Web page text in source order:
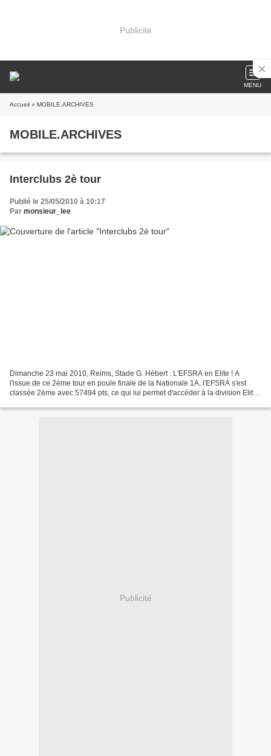
Publicité
MENU
Accueil » MOBILE.ARCHIVES
MOBILE.ARCHIVES
Interclubs 2è tour
Publié le 25/05/2010 à 10:17
Par monsieur_lee
Dimanche 23 mai 2010, Reims, Stade G. Hébert : L'EFSRA en Elite ! A
l'issue de ce 2ème tour en poule finale de la Nationale 1A, l'EFSRA s'est
classée 2ème avec 57494 pts, ce qui lui permet d'accéder à la division Elite.
Publicité